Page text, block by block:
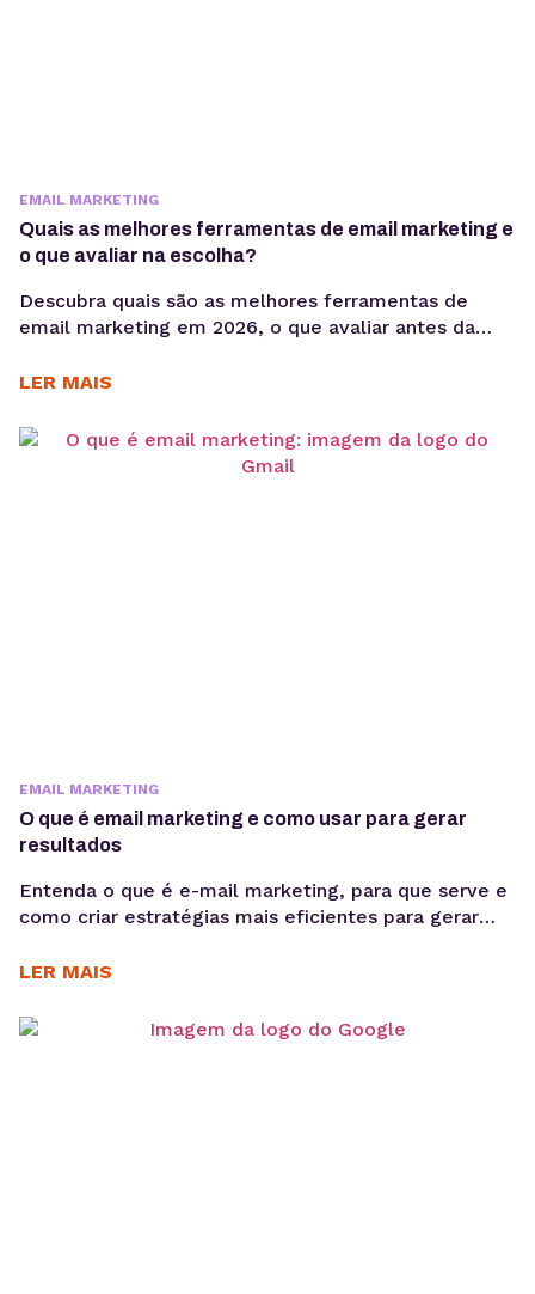
EMAIL MARKETING
Quais as melhores ferramentas de email marketing e
o que avaliar na escolha?
Descubra quais são as melhores ferramentas de
email marketing em 2026, o que avaliar antes da
campanhas, automação e disparos de email.
marketing nem sempre é simples. A decisão
depende de fatores como volume de envios, tipo de
LER MAIS
EMAIL MARKETING
O que é email marketing e como usar para gerar
resultados
Entenda o que é e-mail marketing, para que serve e
como criar estratégias mais eficientes para gerar
exclusivamente de mídia paga ou algoritmos. Se a
dependência de mídia paga aumenta, construir um
LER MAIS